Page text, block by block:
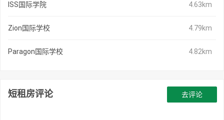
ISS国际学院 4.63km
Zion国际学校 4.79km
Paragon国际学校 4.82km
短租房评论 去评论